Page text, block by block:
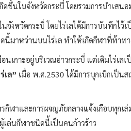
ดขึ้นในจังหวัดกระบี่ โดยรวมการนำเส
นจังหวัดกระบี่ โดยไร่เลได้มีการบันทึกไ
มาหว่านบนไร่เล ทำให้เกิดกีฬาที่ท้าท
กาะอยู่บริเวณอ่าวกระบี่ แต่เดิมไร่เล
เล” เมื่อ พ.ศ.2530 ได้มีการบุกเบิกเป็
ฬาและการผจญภัยกลางแจ้งเกือบทุก
ล่นกีฬาชนิดนี้เป็นคนก้าวร้าว